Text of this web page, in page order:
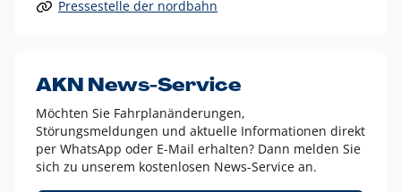
Alle anderen Logo-Varianten dürfen nur in Ausnahmefällen
Diese Ausnahmen sind zum Beispiel:
dem AKN Blau,
weißes Logo auf Fotohintergründen,
schwarzes Logo für reine Schwarz-Weiß-Umsetzungen
Pressestelle der nordbahn
AKN News-Service
Möchten Sie Fahrplanänderungen,
Störungsmeldungen und aktuelle Informationen direkt
per WhatsApp oder E-Mail erhalten? Dann melden Sie
sich zu unserem kostenlosen News-Service an.